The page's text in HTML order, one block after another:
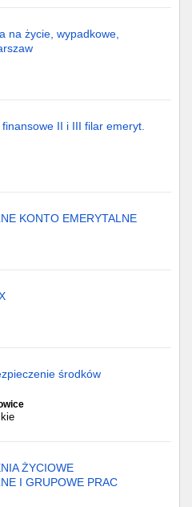
na życie, wypadkowe,
II i III filar emeryt.
KONTO EMERYTALNE
środków
ŻYCIOWE
I GRUPOWE PRAC